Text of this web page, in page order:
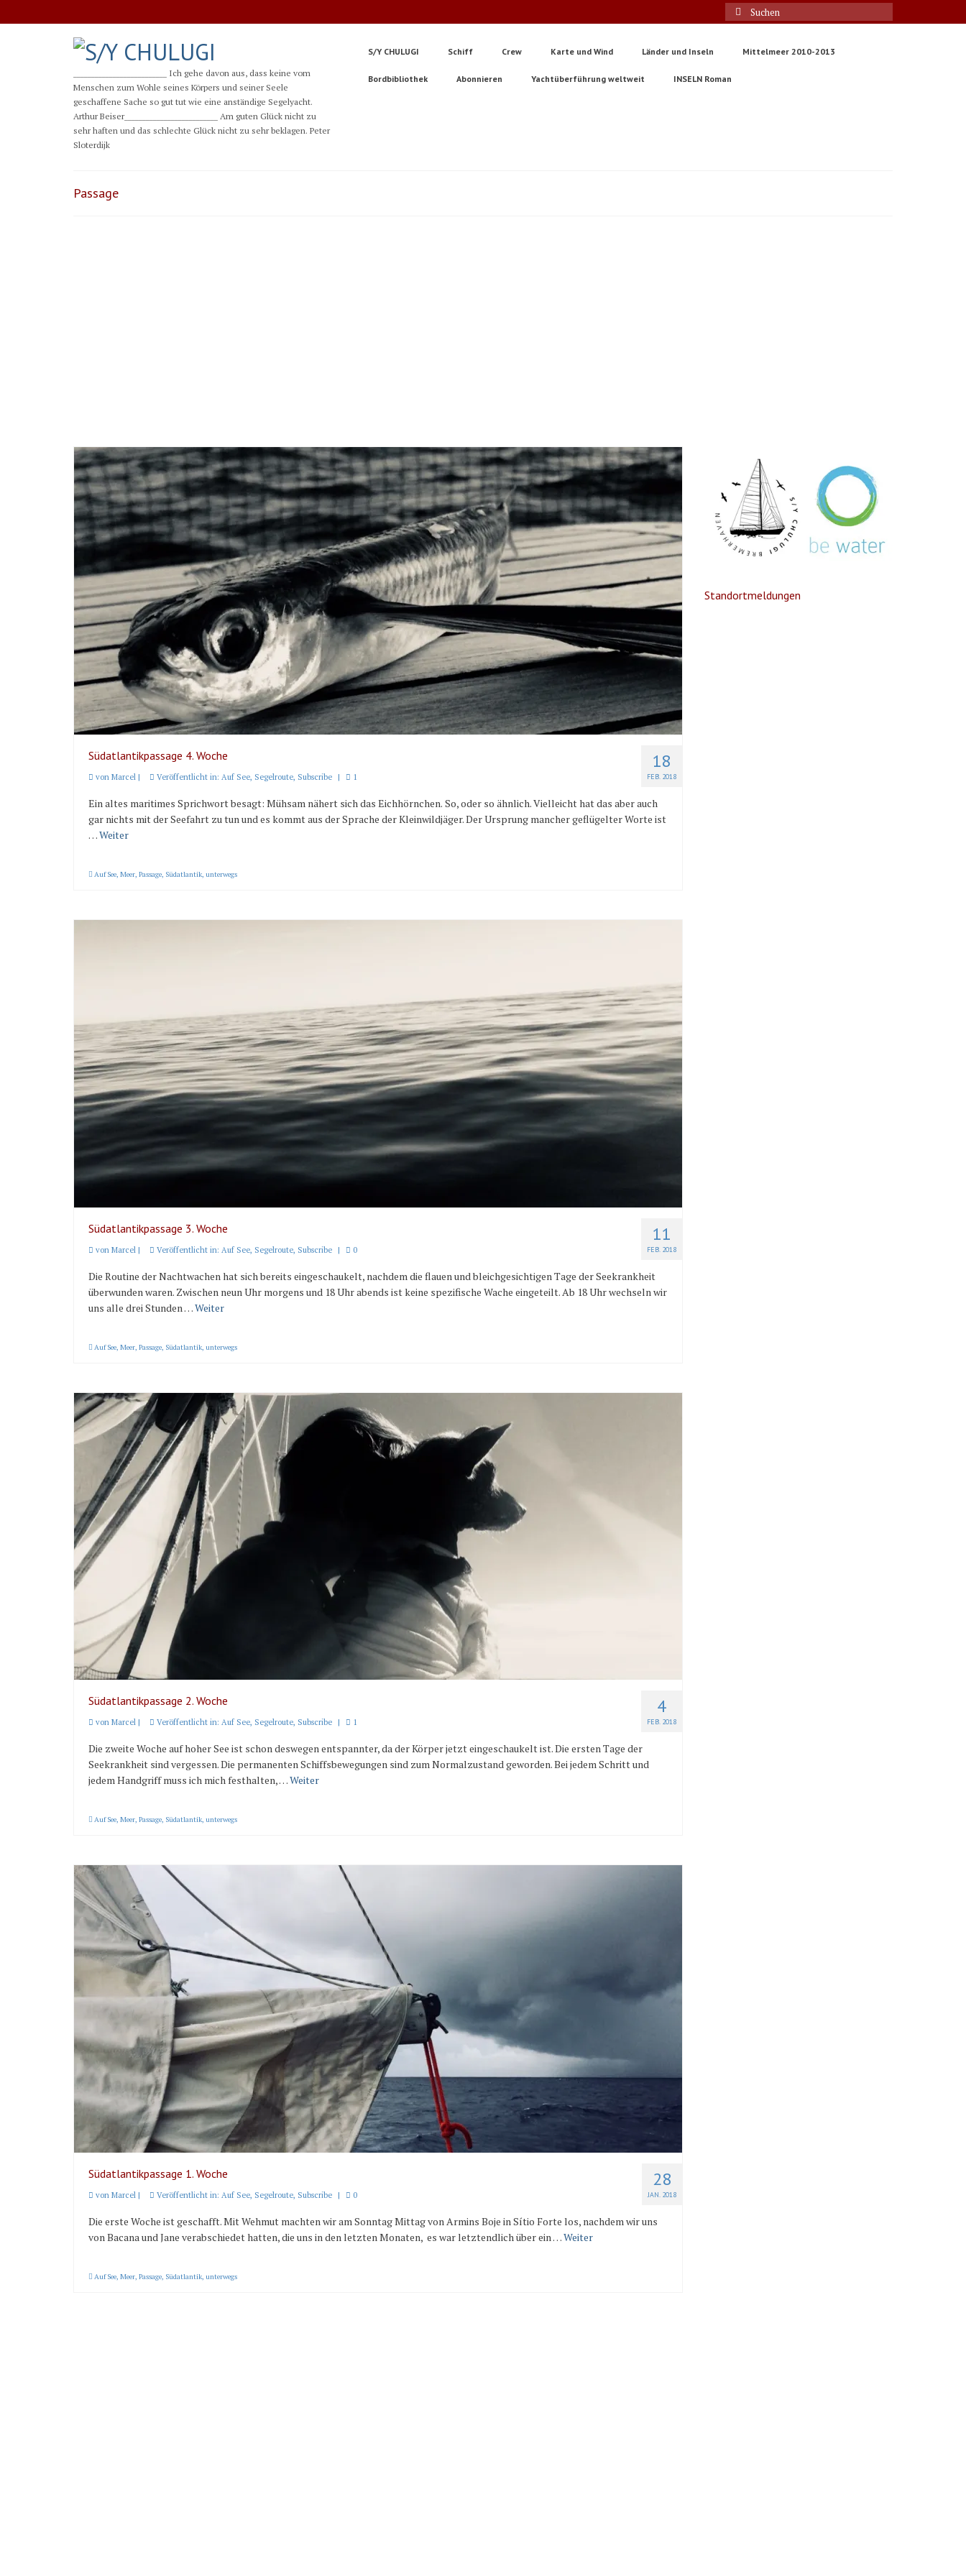
Suche
nach:
__________________________ Ich gehe davon aus, dass keine vom
Menschen zum Wohle seines Körpers und seiner Seele
geschaffene Sache so gut tut wie eine anständige Segelyacht.
Arthur Beiser__________________________ Am guten Glück nicht zu
sehr haften und das schlechte Glück nicht zu sehr beklagen. Peter
Sloterdijk
S/Y CHULUGI Schiff Crew Karte und Wind Länder und Inseln Mittelmeer 2010-2013
Bordbibliothek Abonnieren Yachtüberführung weltweit INSELN Roman
Passage
18
FEB. 2018
Südatlantikpassage 4. Woche
von Marcel | Veröffentlicht in: Auf See, Segelroute, Subscribe | 1
Ein altes maritimes Sprichwort besagt: Mühsam nähert sich das Eichhörnchen. So, oder so ähnlich. Vielleicht hat das aber auch
gar nichts mit der Seefahrt zu tun und es kommt aus der Sprache der Kleinwildjäger. Der Ursprung mancher geflügelter Worte ist
…Weiter
Auf See, Meer, Passage, Südatlantik, unterwegs
11
FEB. 2018
Südatlantikpassage 3. Woche
von Marcel | Veröffentlicht in: Auf See, Segelroute, Subscribe | 0
Die Routine der Nachtwachen hat sich bereits eingeschaukelt, nachdem die flauen und bleichgesichtigen Tage der Seekrankheit
überwunden waren. Zwischen neun Uhr morgens und 18 Uhr abends ist keine spezifische Wache eingeteilt. Ab 18 Uhr wechseln wir
uns alle drei Stunden …Weiter
Auf See Meer Passage Südatlantik unterwegs
4
FEB. 2018
Südatlantikpassage 2. Woche
von Marcel | Veröffentlicht in: Auf See, Segelroute, Subscribe | 1
Die zweite Woche auf hoher See ist schon deswegen entspannter, da der Körper jetzt eingeschaukelt ist. Die ersten Tage der
Seekrankheit sind vergessen. Die permanenten Schiffsbewegungen sind zum Normalzustand geworden. Bei jedem Schritt und
jedem Handgriff muss ich mich festhalten, …Weiter
Auf See, Meer, Passage, Südatlantik, unterwegs
28
JAN. 2018
Südatlantikpassage 1. Woche
von Marcel | Veröffentlicht in: Auf See, Segelroute, Subscribe | 0
Die erste Woche ist geschafft. Mit Wehmut machten wir am Sonntag Mittag von Armins Boje in Sítio Forte los, nachdem wir uns
von Bacana und Jane verabschiedet hatten, die uns in den letzten Monaten,  es war letztendlich über ein …Weiter
Auf See, Meer, Passage, Südatlantik, unterwegs
Standortmeldungen